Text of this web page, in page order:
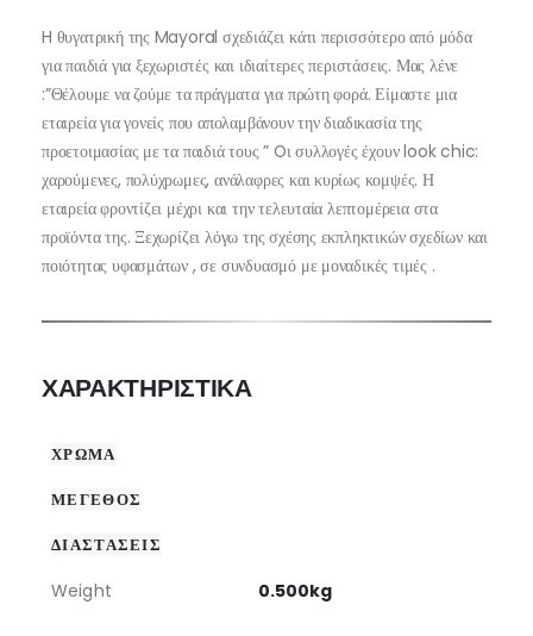
H θυγατρική της Mayoral σχεδιάζει κάτι περισσότερο από μόδα
για παιδιά για ξεχωριστές και ιδιαίτερες περιστάσεις. Μας λένε
:”Θέλουμε να ζούμε τα πράγματα για πρώτη φορά. Είμαστε μια
εταιρεία για γονείς που απολαμβάνουν την διαδικασία της
προετοιμασίας με τα παιδιά τους ” Oι συλλογές έχουν look chic:
χαρούμενες, πολύχρωμες, ανάλαφρες και κυρίως κομψές. Η
εταιρεία φροντίζει μέχρι και την τελευταία λεπτομέρεια στα
προϊόντα της. Ξεχωρίζει λόγω της σχέσης εκπληκτικών σχεδίων και
ποιότητας υφασμάτων , σε συνδυασμό με μοναδικές τιμές .
ΧΑΡΑΚΤΗΡΙΣΤΙΚΑ
ΧΡΩΜΑ
ΜΕΓΕΘΟΣ
ΔΙΑΣΤΑΣΕΙΣ
Weight 0.500kg